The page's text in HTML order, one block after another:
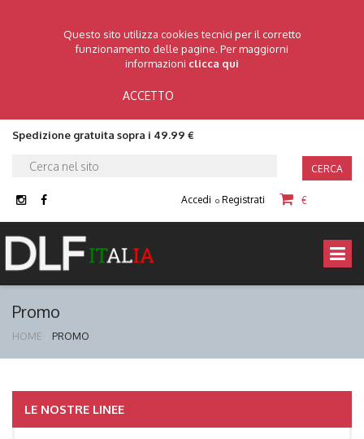
Questo sito utilizza cookies tecnici per il corretto
funzionamento delle pagine. Per maggiorni
informazioni clicca qui
ACCETTO
Spedizione gratuita sopra i 49.99 €
CERCA
Accedi o Registrati €
Promo
HOME PROMO
LE NOSTRE LINEE